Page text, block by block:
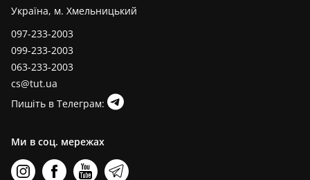
Україна, м. Хмельницький
097-233-2003
099-233-2003
063-233-2003
cs@tut.ua
Пишіть в Телеграм:
Ми в соц. мережах